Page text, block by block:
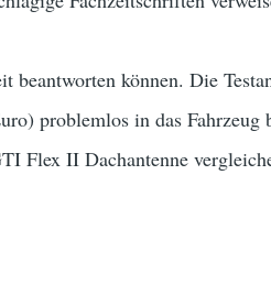
können. Die
problemlos in das Fahrzeug
Flex II Dachantenne